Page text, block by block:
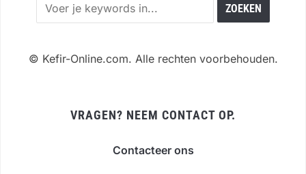
© Kefir-Online.com. Alle rechten voorbehouden.
VRAGEN? NEEM CONTACT OP.
Contacteer ons